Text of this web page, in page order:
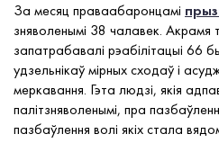
За месяц праваабаронцамі
зняволенымі 38 чалавек.
запатрабавалі рэабілітацыі 66
удзельнікаў мірных сходаў і
меркавання. Гэта людзі, якія
палітзняволенымі, пра
пазбаўлення волі якіх стала